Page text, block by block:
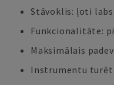
Stāvoklis: ļoti
Funkcionalitāte:
Maksimālais
Instrumentu